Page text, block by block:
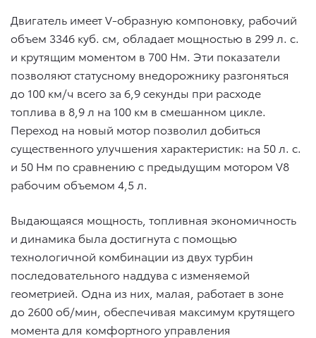
Двигатель имеет V-образную компоновку, рабочий
объем 3346 куб. см, обладает мощностью в 299 л. с.
и крутящим моментом в 700 Нм. Эти показатели
позволяют статусному внедорожнику разгоняться
до 100 км/ч всего за 6,9 секунды при расходе
топлива в 8,9 л на 100 км в смешанном цикле.
Переход на новый мотор позволил добиться
существенного улучшения характеристик: на 50 л. с.
и 50 Нм по сравнению с предыдущим мотором V8
рабочим объемом 4,5 л.
Выдающаяся мощность, топливная экономичность
и динамика была достигнута с помощью
технологичной комбинации из двух турбин
последовательного наддува с изменяемой
геометрией. Одна из них, малая, работает в зоне
до 2600 об/мин, обеспечивая максимум крутящего
момента для комфортного управления